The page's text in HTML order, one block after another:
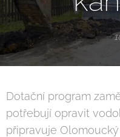
Dotační program
potřebují opravit
připravuje